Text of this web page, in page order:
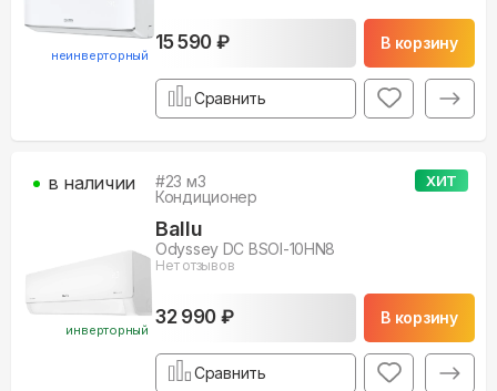
неинверторный
15 590 ₽ В корзину
Сравнить
ХИТ
инверторный
#23 м3
Кондиционер
Ballu
Odyssey DC BSOI-10HN8
Нет отзывов
32 990 ₽ В корзину
в наличии
Сравнить